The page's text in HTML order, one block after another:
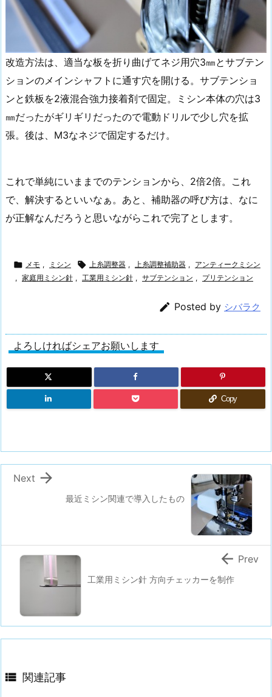
改造方法は、適当な板を折り曲げてネジ用穴3㎜とサブテン
ションのメインシャフトに通す穴を開ける。サブテンショ
ンと鉄板を2液混合強力接着剤で固定。ミシン本体の穴は3
㎜だったがギリギリだったので電動ドリルで少し穴を拡
張。後は、M3なネジで固定するだけ。
これで単純にいままでのテンションから、2倍2倍。これ
で、解決するといいなぁ。あと、補助器の呼び方は、なに
が正解なんだろうと思いながらこれで完了とします。
 メモ , ミシン  上糸調整器 , 上糸調整補助器 ,
アンティークミシン
, 家庭用ミシン針 , 工業用ミシン針 , サブテンション , プリテンション
 Posted by シバラク
よろしければシェアお願いします
Copy
最近ミシン関連で導入したもの

Next
工業用ミシン針 方向チェッカーを制作
 Prev
 関連記事